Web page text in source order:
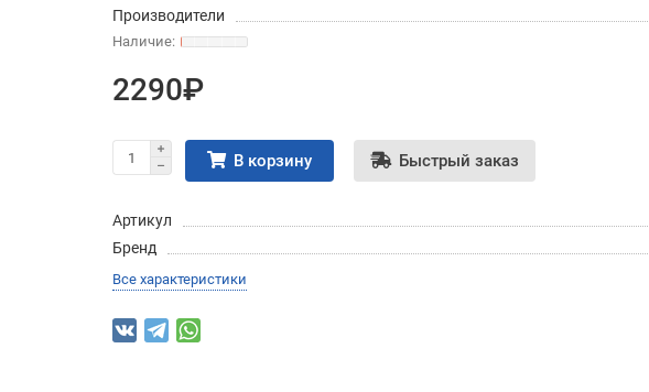
Производители
2290₽
В корзину Быстрый заказ
Артикул
Бренд
Все характеристики